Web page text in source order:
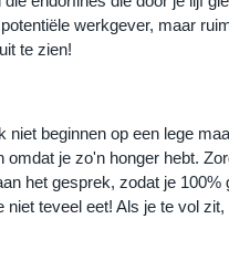
werkgever, maar
te zien!
beginnen op een lege
je zo'n honger hebt.
het gesprek, zodat je
teveel eet! Als je te vol